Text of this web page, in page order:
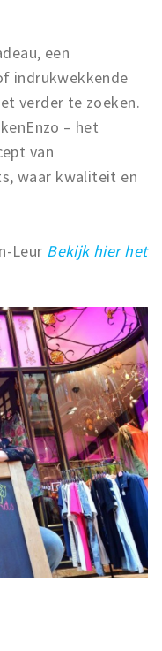
een
indrukwekkende
verder te zoeken.
– het
van
waar kwaliteit en
Leur Bekijk hier het